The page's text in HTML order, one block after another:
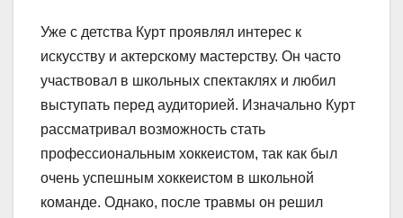
Уже с детства Курт проявлял интерес к
искусству и актерскому мастерству. Он часто
участвовал в школьных спектаклях и любил
выступать перед аудиторией. Изначально Курт
рассматривал возможность стать
профессиональным хоккеистом, так как был
очень успешным хоккеистом в школьной
команде. Однако, после травмы он решил